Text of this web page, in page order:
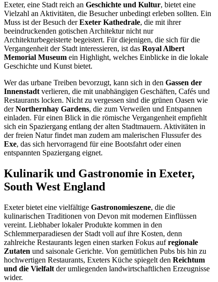
Exeter, eine Stadt reich an Geschichte und Kultur, bietet eine
Vielzahl an Aktivitäten, die Besucher unbedingt erleben sollten. Ein
Muss ist der Besuch derExeter Kathedrale, die mit ihrer
beeindruckenden gotischen Architektur nicht nur
Architekturbegeisterte begeistert. Für diejenigen, die sich für die
Vergangenheit der Stadt interessieren, ist das Royal Albert
Memorial Museum ein Highlight, welches Einblicke in die lokale
Geschichte und Kunst bietet.
Wer das urbane Treiben bevorzugt, kann sich in den Gassen der
Innenstadt verlieren, die mit unabhängigen Geschäften, Cafés und
Restaurants locken. Nicht zu vergessen sind die grünen Oasen wie
derNorthernhay Gardens, die zum Verweilen und Entspannen
einladen. Für einen Blick in die römische Vergangenheit empfiehlt
sich ein Spaziergang entlang der alten Stadtmauern. Aktivitäten in
der freien Natur findet man zudem am malerischen Flussufer des
Exe, das sich hervorragend für eine Bootsfahrt oder einen
entspannten Spaziergang eignet.
Kulinarik und Gastronomie in Exeter,
South West England
Exeter bietet eine vielfältige Gastronomieszene, die die
kulinarischen Traditionen von Devon mit modernen Einflüssen
vereint. Liebhaber lokaler Produkte kommen in den
Schlemmerparadiesen der Stadt voll auf ihre Kosten, denn
zahlreiche Restaurants legen einen starken Fokus aufregionale
Zutaten und saisonale Gerichte. Von gemütlichen Pubs bis hin zu
hochwertigen Restaurants, Exeters Küche spiegelt den Reichtum
und die Vielfalt der umliegenden landwirtschaftlichen Erzeugnisse
wider.